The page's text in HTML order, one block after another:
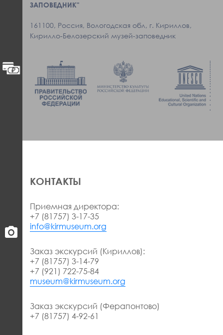
ЗАПОВЕДНИК"
161100, Россия, Вологодская обл, г. Кириллов,
Кирилло-Белозерский музей-заповедник
КОНТАКТЫ
Приемная директора:
+7 (81757) 3-17-35
info@kirmuseum.org
Заказ экскурсий (Кириллов):
+7 (81757) 3-14-79
+7 (921) 722-75-84
museum@kirmuseum.org
Заказ экскурсий (Ферапонтово)
+7 (81757) 4-92-61